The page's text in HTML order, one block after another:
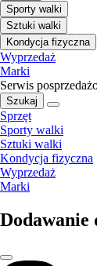
Sporty walki
Sztuki walki
Kondycja fizyczna
Wyprzedaż
Marki
Serwis
Szukaj
Sprzęt
Sporty walki
Sztuki walki
Kondycja fizyczna
Wyprzedaż
Marki
Dodawanie